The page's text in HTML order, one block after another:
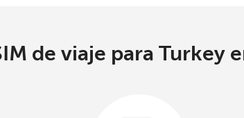
de viaje para Turkey